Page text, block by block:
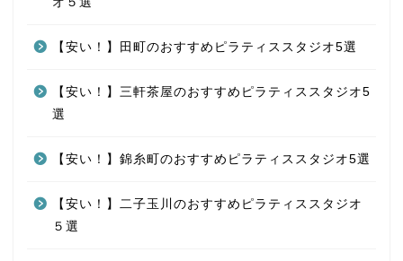
【安い！】田町のおすすめピラティススタジオ5選
【安い！】三軒茶屋のおすすめピラティススタジオ5
選
【安い！】錦糸町のおすすめピラティススタジオ5選
【安い！】二子玉川のおすすめピラティススタジオ
５選